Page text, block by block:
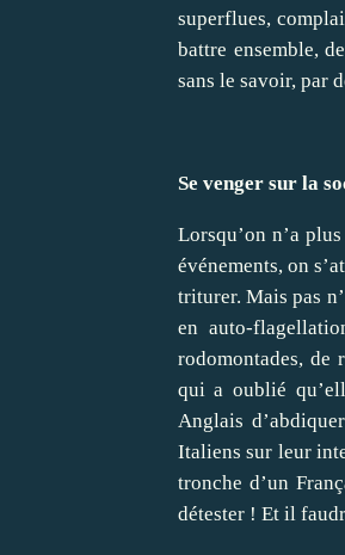
superflues,
battre ensemble,
sans le savoir, par
Se venger sur la
Lorsqu’on n’a
événements, on
triturer. Mais pas
en auto-
rodomontades, de
qui a oublié
Anglais
Italiens sur leur
tronche d’un
détester ! Et il